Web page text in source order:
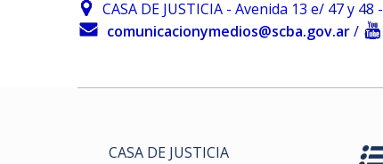
CASA DE JUSTICIA - Avenida 13 e/ 47 y
comunicacionymedios@scba.gov.ar/
CASA DE JUSTICIA